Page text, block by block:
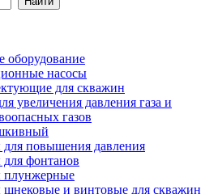
оборудование
насосы
для скважин
увеличения давления газа и
газов
повышения давления
фонтанов
плунжерные
и винтовые для скважин